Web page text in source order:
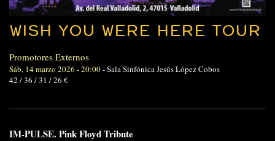
WISH YOU WERE HERE TOUR
Promotores Externos
Sáb, 14 marzo 2026 - 20:00-Sala Sinfónica Jesús López Cobos
42 / 36 / 31 / 26 €
IM-PULSE. Pink Floyd Tribute